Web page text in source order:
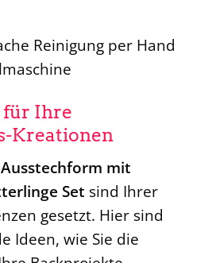
Reinigung per Hand
für Ihre
Kreationen
Ausstechform mit
Set sind Ihrer
gesetzt. Hier sind
Ideen, wie Sie die